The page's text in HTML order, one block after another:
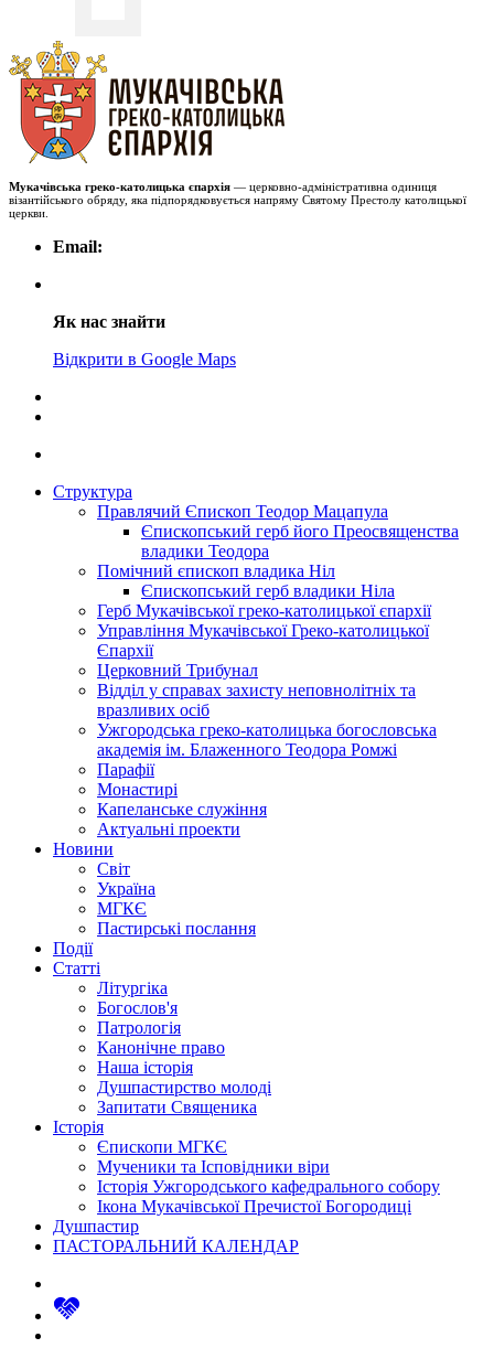
Мукачівська греко-католицька єпархія — церковно-адміністративна одиниця
візантійського обряду, яка підпорядковується напряму Святому Престолу католицької
церкви.
Email:
Як нас знайти
Відкрити в Google Maps
Структура
Правлячий Єпископ Теодор Мацапула
Єпископський герб його Преосвященства
владики Теодора
Помічний єпископ владика Ніл
Єпископський герб владики Ніла
Герб Мукачівської греко-католицької єпархії
Управління Мукачівської Греко-католицької
Єпархії
Церковний Трибунал
Відділ у справах захисту неповнолітніх та
вразливих осіб
Ужгородська греко-католицька богословська
академія ім. Блаженного Теодора Ромжі
Парафії
Монастирі
Капеланське служіння
Актуальні проекти
Новини
Світ
Україна
МГКЄ
Пастирські послання
Події
Статті
Літургіка
Богослов'я
Патрологія
Канонічне право
Наша історія
Душпастирство молоді
Запитати Священика
Історія
Єпископи МГКЄ
Мученики та Ісповідники віри
Історія Ужгородського кафедрального собору
Ікона Мукачівської Пречистої Богородиці
Душпастир
ПАСТОРАЛЬНИЙ КАЛЕНДАР